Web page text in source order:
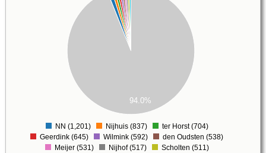
94.0%
0
NN (1,201) Nijhuis (837)
ter Horst (704)
Geerdink (645)
Wilmink (592)
den Oudsten (538)
Meijer (531)
Nijhof (517)
Scholten (511)